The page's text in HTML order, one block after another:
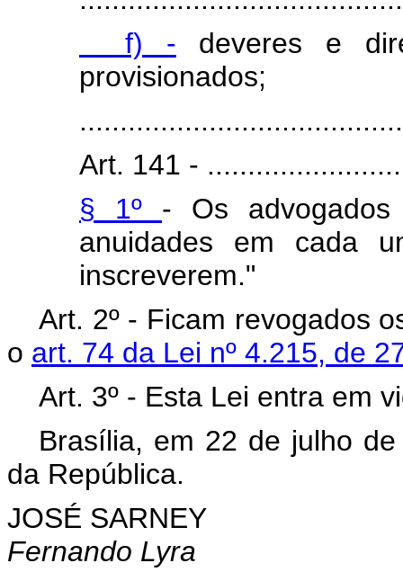
f) - deveres e
provisionados;
Art. 141 -
§ 1º - Os
anuidades em cada
inscreverem."
Art. 2º - Ficam revogados
o art. 74 da Lei nº 4.215, de
Art. 3º - Esta Lei entra em
Brasília, em 22 de julho
da República.
JOSÉ SARNEY
Fernando Lyra